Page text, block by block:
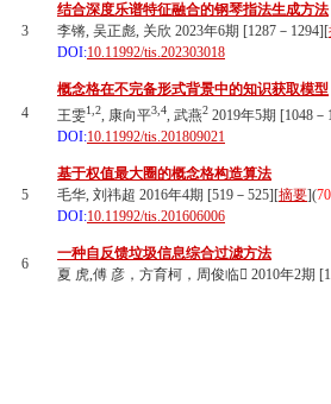
3
结合深度乐谱特征融合的钢琴指法生成方法
李锵, 吴正彪, 关欣 2023年6期 [1287－1294][
DOI:10.11992/tis.202303018
4
概念格在不完备形式背景中的知识获取模型
王雯1,2, 康向平3,4, 武燕2 2019年5期 [1048－
DOI:10.11992/tis.201809021
5
基于权值最大圈的概念格构造算法
毛华, 刘祎超 2016年4期 [519－525][摘要](
DOI:10.11992/tis.201606006
6
一种自反馈垃圾信息综合过滤方法
夏 虎,傅 彦，方育柯，周俊临 2010年2期